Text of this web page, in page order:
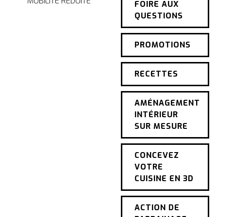
FOIRE AUX
QUESTIONS
PROMOTIONS
RECETTES
AMÉNAGEMENT
INTÉRIEUR
SUR MESURE
CONCEVEZ
VOTRE
CUISINE EN 3D
ACTION DE